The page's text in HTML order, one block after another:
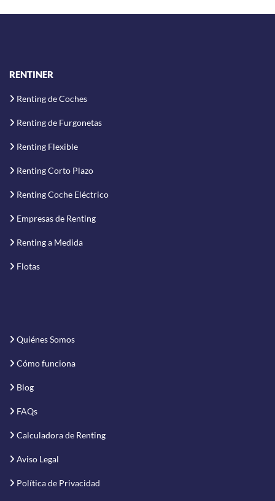
RENTINER
Renting de Coches
Renting de Furgonetas
Renting Flexible
Renting Corto Plazo
Renting Coche Eléctrico
Empresas de Renting
Renting a Medida
Flotas
Quiénes Somos
Cómo funciona
Blog
FAQs
Calculadora de Renting
Aviso Legal
Política de Privacidad